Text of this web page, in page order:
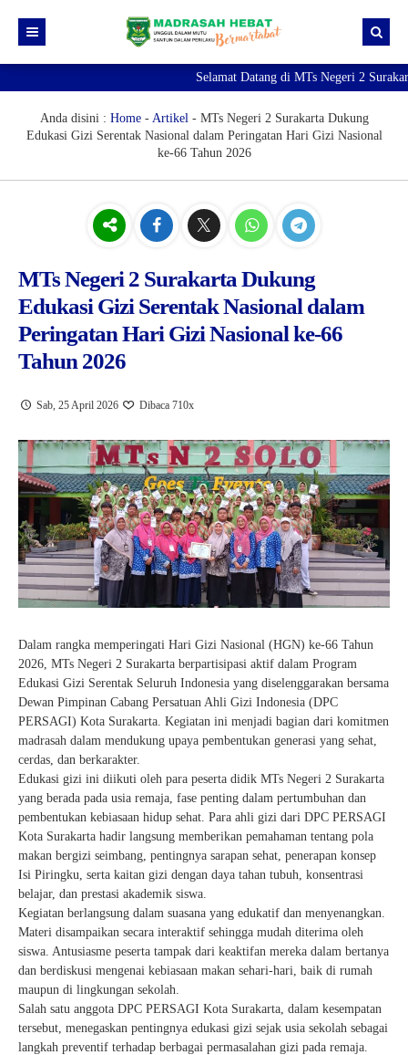
Berita
Visi Misi
Sejarah Madrasah
PTK
Guru & Tendik
Simpatika
Online CBT
Ekstrakurikuler
PMBM 2026/2027
Brosur PMBM
Video Tutorial Pendaftaran
Selamat Datang di MTs Negeri 2
Anda disini : Home- Artikel- MTs Negeri 2 Surakarta Dukung
Edukasi Gizi Serentak Nasional dalam Peringatan Hari Gizi Nasional
ke-66 Tahun 2026
MTs Negeri 2 Surakarta Dukung
Edukasi Gizi Serentak Nasional dalam
Peringatan Hari Gizi Nasional ke-66
Tahun 2026
Sab, 25 April 2026 Dibaca 710x
Dalam rangka memperingati Hari Gizi Nasional (HGN) ke-66 Tahun
2026, MTs Negeri 2 Surakarta berpartisipasi aktif dalam Program
Edukasi Gizi Serentak Seluruh Indonesia yang diselenggarakan bersama
Dewan Pimpinan Cabang Persatuan Ahli Gizi Indonesia (DPC
PERSAGI) Kota Surakarta. Kegiatan ini menjadi bagian dari komitmen
madrasah dalam mendukung upaya pembentukan generasi yang sehat,
cerdas, dan berkarakter.
Edukasi gizi ini diikuti oleh para peserta didik MTs Negeri 2 Surakarta
yang berada pada usia remaja, fase penting dalam pertumbuhan dan
pembentukan kebiasaan hidup sehat. Para ahli gizi dari DPC PERSAGI
Kota Surakarta hadir langsung memberikan pemahaman tentang pola
makan bergizi seimbang, pentingnya sarapan sehat, penerapan konsep
Isi Piringku, serta kaitan gizi dengan daya tahan tubuh, konsentrasi
belajar, dan prestasi akademik siswa.
Kegiatan berlangsung dalam suasana yang edukatif dan menyenangkan.
Materi disampaikan secara interaktif sehingga mudah diterima oleh
siswa. Antusiasme peserta tampak dari keaktifan mereka dalam bertanya
dan berdiskusi mengenai kebiasaan makan sehari-hari, baik di rumah
maupun di lingkungan sekolah.
Salah satu anggota DPC PERSAGI Kota Surakarta, dalam kesempatan
tersebut, menegaskan pentingnya edukasi gizi sejak usia sekolah sebagai
langkah preventif terhadap berbagai permasalahan gizi pada remaja.